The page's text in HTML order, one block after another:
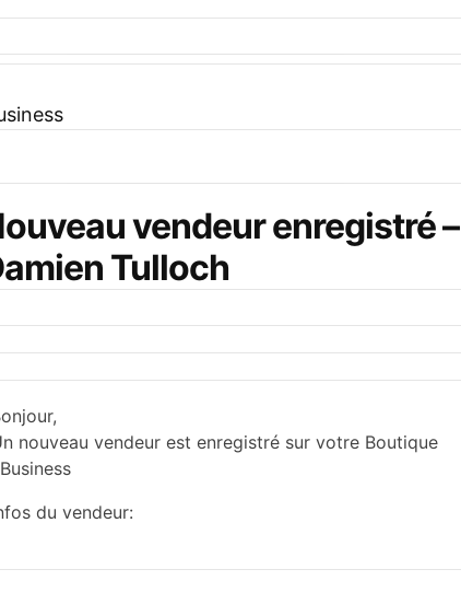
vendeur enregistré –
Tulloch
nouveau vendeur est enregistré sur votre Boutique
du vendeur: